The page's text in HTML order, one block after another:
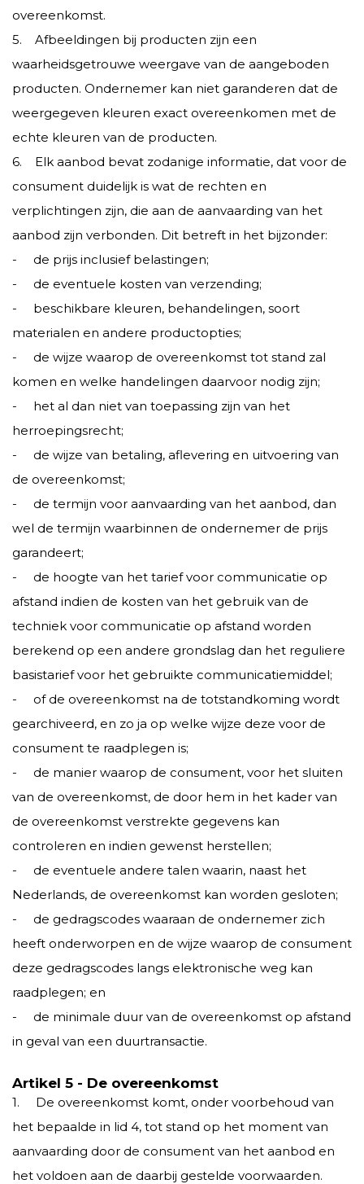
overeenkomst.
5. Afbeeldingen bij producten zijn een
waarheidsgetrouwe weergave van de aangeboden
producten. Ondernemer kan niet garanderen dat de
weergegeven kleuren exact overeenkomen met de
echte kleuren van de producten.
6. Elk aanbod bevat zodanige informatie, dat voor de
consument duidelijk is wat de rechten en
verplichtingen zijn, die aan de aanvaarding van het
aanbod zijn verbonden. Dit betreft in het bijzonder:
- de prijs inclusief belastingen;
- de eventuele kosten van verzending;
- beschikbare kleuren, behandelingen, soort
materialen en andere productopties;
- de wijze waarop de overeenkomst tot stand zal
komen en welke handelingen daarvoor nodig zijn;
- het al dan niet van toepassing zijn van het
herroepingsrecht;
- de wijze van betaling, aflevering en uitvoering van
de overeenkomst;
- de termijn voor aanvaarding van het aanbod, dan
wel de termijn waarbinnen de ondernemer de prijs
garandeert;
- de hoogte van het tarief voor communicatie op
afstand indien de kosten van het gebruik van de
techniek voor communicatie op afstand worden
berekend op een andere grondslag dan het reguliere
basistarief voor het gebruikte communicatiemiddel;
- of de overeenkomst na de totstandkoming wordt
gearchiveerd, en zo ja op welke wijze deze voor de
consument te raadplegen is;
- de manier waarop de consument, voor het sluiten
van de overeenkomst, de door hem in het kader van
de overeenkomst verstrekte gegevens kan
controleren en indien gewenst herstellen;
- de eventuele andere talen waarin, naast het
Nederlands, de overeenkomst kan worden gesloten;
- de gedragscodes waaraan de ondernemer zich
heeft onderworpen en de wijze waarop de consument
deze gedragscodes langs elektronische weg kan
raadplegen; en
- de minimale duur van de overeenkomst op afstand
in geval van een duurtransactie.
Artikel 5 - De overeenkomst
1. De overeenkomst komt, onder voorbehoud van
het bepaalde in lid 4, tot stand op het moment van
aanvaarding door de consument van het aanbod en
het voldoen aan de daarbij gestelde voorwaarden.